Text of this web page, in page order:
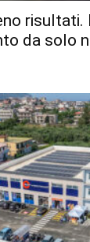
risultati.
da solo